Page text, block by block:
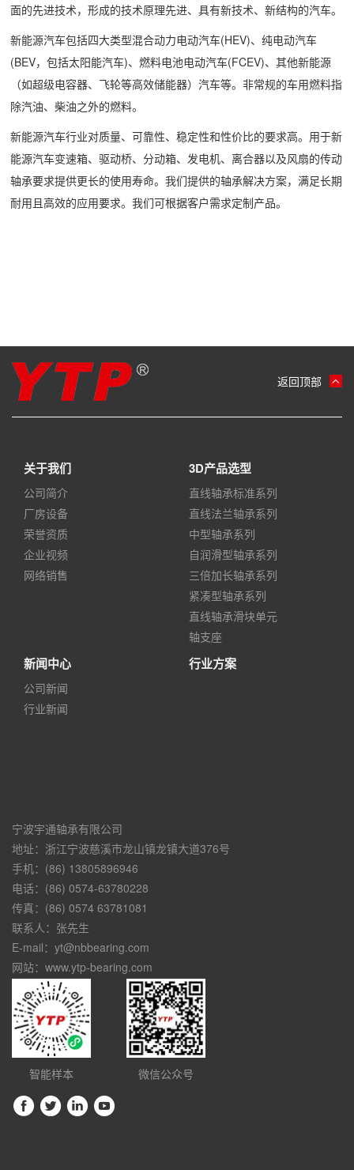
面的先进技术，形成的技术原理先进、具有新技术、新结构的汽车。
新能源汽车包括四大类型混合动力电动汽车(HEV)、纯电动汽车
(BEV，包括太阳能汽车)、燃料电池电动汽车(FCEV)、其他新能源
（如超级电容器、飞轮等高效储能器）汽车等。非常规的车用燃料指
除汽油、柴油之外的燃料。
新能源汽车行业对质量、可靠性、稳定性和性价比的要求高。用于新
能源汽车变速箱、驱动桥、分动箱、发电机、离合器以及风扇的传动
轴承要求提供更长的使用寿命。我们提供的轴承解决方案，满足长期
耐用且高效的应用要求。我们可根据客户需求定制产品。
返回顶部
关于我们
公司简介
厂房设备
荣誉资质
企业视频
网络销售
3D产品选型
直线轴承标准系列
直线法兰轴承系列
中型轴承系列
自润滑型轴承系列
三倍加长轴承系列
紧凑型轴承系列
直线轴承滑块单元
轴支座
新闻中心
公司新闻
行业新闻
行业方案
宁波宇通轴承有限公司
地址：浙江宁波慈溪市龙山镇龙镇大道376号
手机：(86) 13805896946
电话：(86) 0574-63780228
传真：(86) 0574 63781081
联系人：张先生
E-mail：yt@nbbearing.com
网站：www.ytp-bearing.com
智能样本 微信公众号